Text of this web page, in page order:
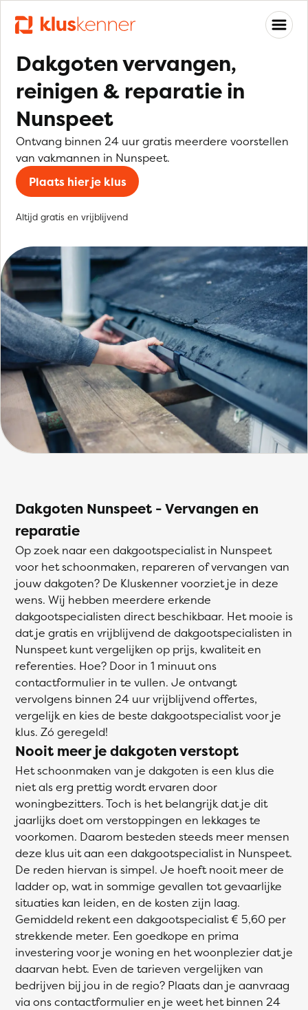
Dakgoten vervangen,
reinigen & reparatie in
Nunspeet
Ontvang binnen 24 uur gratis meerdere voorstellen
van vakmannen in Nunspeet.
Plaats hier je klus
Altijd gratis en vrijblijvend
Dakgoten Nunspeet - Vervangen en
reparatie
Op zoek naar een dakgootspecialist in Nunspeet
voor het schoonmaken, repareren of vervangen van
jouw dakgoten? De Kluskenner voorziet je in deze
wens. Wij hebben meerdere erkende
dakgootspecialisten direct beschikbaar. Het mooie is
dat je gratis en vrijblijvend de dakgootspecialisten in
Nunspeet kunt vergelijken op prijs, kwaliteit en
referenties. Hoe? Door in 1 minuut ons
contactformulier in te vullen. Je ontvangt
vervolgens binnen 24 uur vrijblijvend offertes,
vergelijk en kies de beste dakgootspecialist voor je
klus. Zó geregeld!
Nooit meer je dakgoten verstopt
Het schoonmaken van je dakgoten is een klus die
niet als erg prettig wordt ervaren door
woningbezitters. Toch is het belangrijk dat je dit
jaarlijks doet om verstoppingen en lekkages te
voorkomen. Daarom besteden steeds meer mensen
deze klus uit aan een dakgootspecialist in Nunspeet.
De reden hiervan is simpel. Je hoeft nooit meer de
ladder op, wat in sommige gevallen tot gevaarlijke
situaties kan leiden, en de kosten zijn laag.
Gemiddeld rekent een dakgootspecialist € 5,60 per
strekkende meter. Een goedkope en prima
investering voor je woning en het woonplezier dat je
daarvan hebt. Even de tarieven vergelijken van
bedrijven bij jou in de regio? Plaats dan je aanvraag
via ons contactformulier en je weet het binnen 24